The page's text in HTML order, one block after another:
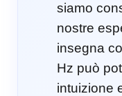
siamo
nostre
insegna
Hz può
intuizione